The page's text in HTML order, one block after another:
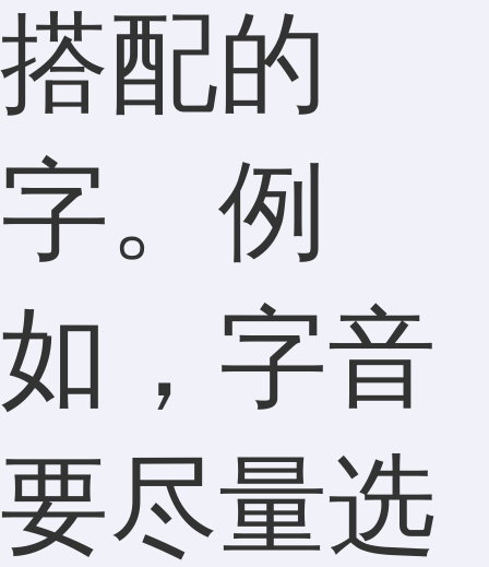
搭配的
字。例
如，字音
要尽量选